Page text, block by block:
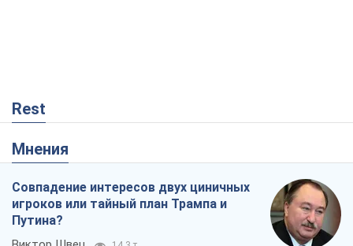
Rest
Мнения
Совпадение интересов двух циничных
игроков или тайный план Трампа и
Путина?